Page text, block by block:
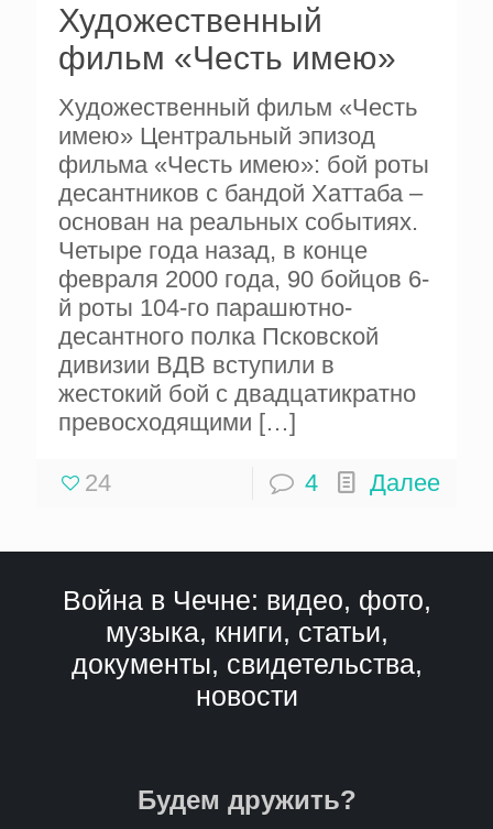
Художественный
фильм «Честь имею»
Художественный фильм «Честь
имею» Центральный эпизод
фильма «Честь имею»: бой роты
десантников с бандой Хаттаба –
основан на реальных событиях.
Четыре года назад, в конце
февраля 2000 года, 90 бойцов 6-
й роты 104-го парашютно-
десантного полка Псковской
дивизии ВДВ вступили в
жестокий бой с двадцатикратно
превосходящими […]
24 4 Далее
Война в Чечне: видео, фото,
музыка, книги, статьи,
документы, свидетельства,
новости
Будем дружить?